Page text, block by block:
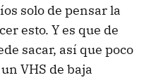
solo de pensar la
esto. Y es que de
sacar, así que poco
VHS de baja